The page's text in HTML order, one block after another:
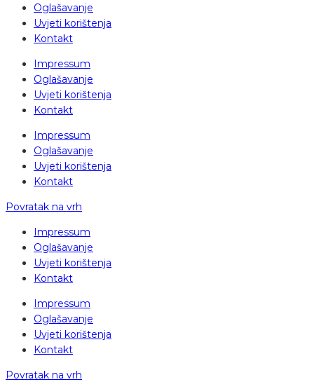
Oglašavanje
Uvjeti korištenja
Kontakt
Impressum
Oglašavanje
Uvjeti korištenja
Kontakt
Impressum
Oglašavanje
Uvjeti korištenja
Kontakt
Povratak na vrh
Impressum
Oglašavanje
Uvjeti korištenja
Kontakt
Impressum
Oglašavanje
Uvjeti korištenja
Kontakt
Povratak na vrh